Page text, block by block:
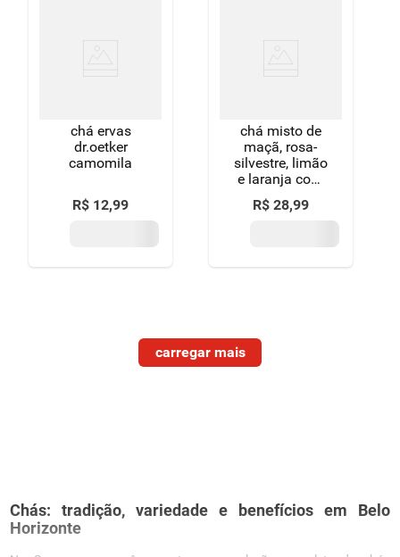
chá ervas
dr.oetker
camomila
R$ 12,99
chá misto de
maçã, rosa-
silvestre, limão
e laranja com
gengibre
cítrico
R$ 28,99
Chás: tradição, variedade e benefícios em Belo
Horizonte